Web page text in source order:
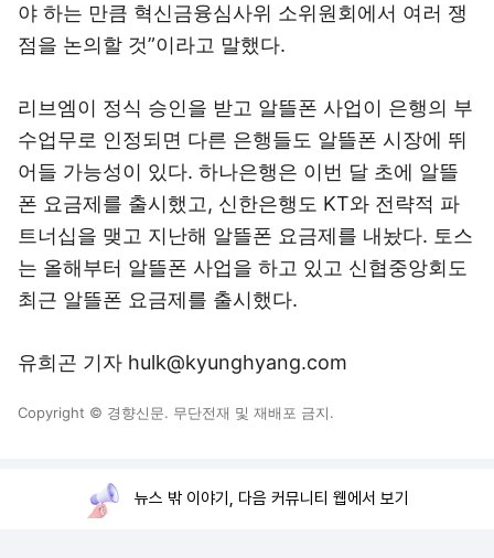
야 하는 만큼 혁신금융심사위 소위원회에서 여러 쟁
점을 논의할 것”이라고 말했다.
리브엠이 정식 승인을 받고 알뜰폰 사업이 은행의 부
수업무로 인정되면 다른 은행들도 알뜰폰 시장에 뛰
어들 가능성이 있다. 하나은행은 이번 달 초에 알뜰
폰 요금제를 출시했고, 신한은행도 KT와 전략적 파
트너십을 맺고 지난해 알뜰폰 요금제를 내놨다. 토스
는 올해부터 알뜰폰 사업을 하고 있고 신협중앙회도
최근 알뜰폰 요금제를 출시했다.
유희곤 기자 hulk@kyunghyang.com
Copyright © 경향신문. 무단전재 및 재배포 금지.
뉴스 밖 이야기, 다음 커뮤니티 웹에서 보기